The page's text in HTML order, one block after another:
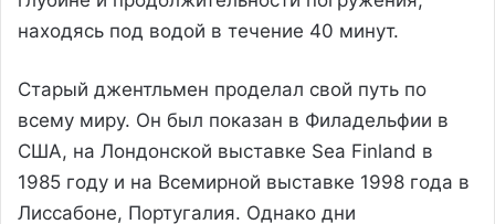
находясь под водой в течение 40 минут.
Старый джентльмен проделал свой путь по
всему миру. Он был показан в Филадельфии в
США, на Лондонской выставке Sea Finland в
1985 году и на Всемирной выставке 1998 года в
Лиссабоне, Португалия. Однако дни